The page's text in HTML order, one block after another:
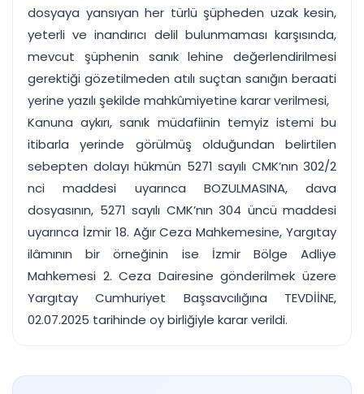
dosyaya yansıyan her türlü şüpheden uzak kesin,
yeterli ve inandırıcı delil bulunmaması karşısında,
mevcut şüphenin sanık lehine değerlendirilmesi
gerektiği gözetilmeden atılı suçtan sanığın beraati
yerine yazılı şekilde mahkûmiyetine karar verilmesi,
Kanuna aykırı, sanık müdafiinin temyiz istemi bu
itibarla yerinde görülmüş olduğundan belirtilen
sebepten dolayı hükmün 5271 sayılı CMK’nın 302/2
nci maddesi uyarınca BOZULMASINA, dava
dosyasının, 5271 sayılı CMK’nın 304 üncü maddesi
uyarınca İzmir 18. Ağır Ceza Mahkemesine, Yargıtay
ilâmının bir örneğinin ise İzmir Bölge Adliye
Mahkemesi 2. Ceza Dairesine gönderilmek üzere
Yargıtay Cumhuriyet Başsavcılığına TEVDİİNE,
02.07.2025 tarihinde oy birliğiyle karar verildi.